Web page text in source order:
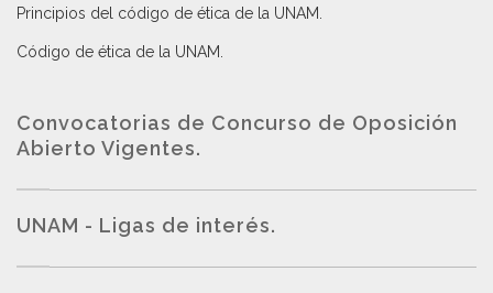
Principios del código de ética de la UNAM
Código de ética de la UNAM
Convocatorias de Concurso de Oposición
Abierto Vigentes.
UNAM - Ligas de interés.